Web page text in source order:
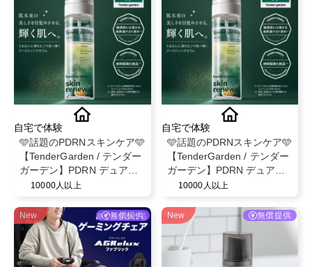
自宅で体験
🩵話題のPDRNスキンケア🩵
【TenderGarden / テンダー
ガーデン】PDRN デュアル
ブースト 美容液ミスト モニ
10000人以上
自宅で体験
🩵話題のPDRNスキンケア🩵
【TenderGarden / テンダー
ガーデン】PDRN デュアル
ブースト 美容液ミスト モニ
10000人以上
New 無償提供 New 無償提供